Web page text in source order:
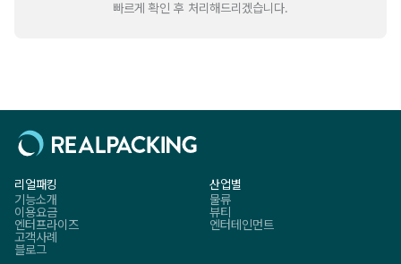
빠르게 확인 후 처리해드리겠습니다.
리얼패킹
기능소개
이용요금
엔터프라이즈
고객사례
블로그
산업별
물류
뷰티
엔터테인먼트